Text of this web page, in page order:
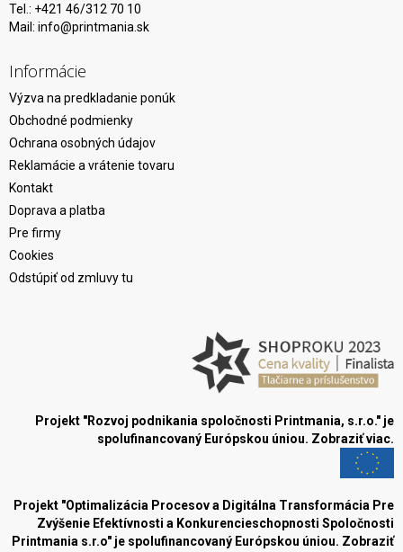
Tel.: +421 46/312 70 10
Mail: info@printmania.sk
Informácie
Výzva na predkladanie ponúk
Obchodné podmienky
Ochrana osobných údajov
Reklamácie a vrátenie tovaru
Kontakt
Doprava a platba
Pre firmy
Cookies
Odstúpiť od zmluvy tu
Projekt "Rozvoj podnikania spoločnosti Printmania, s.r.o." je
spolufinancovaný Európskou úniou. Zobraziť viac.
Projekt "Optimalizácia Procesov a Digitálna Transformácia Pre
Zvýšenie Efektívnosti a Konkurencieschopnosti Spoločnosti
Printmania s.r.o" je spolufinancovaný Európskou úniou. Zobraziť